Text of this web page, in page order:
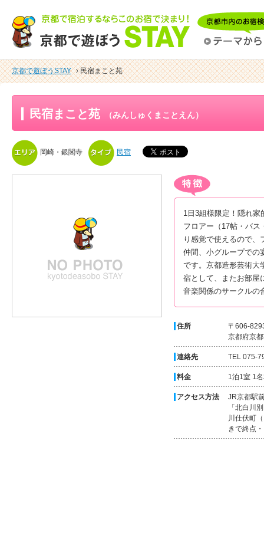
京都で遊ぼうSTAY 民宿まこと苑
民宿まこと苑 （みんしゅくまことえん）
岡崎・銀閣寺 民宿
1日3組様限定！隠れ
フロアー（17帖・バ
り感覚で使えるので、
仲間、小グループでの
です。京都造形芸術大
宿として、またお部屋
音楽関係のサークルの
住所
〒606-
京都府京
連絡先 TEL 075-
料金 1泊1室 1
アクセス方法
JR京都駅
「北白川
川仕伏町
きで終点